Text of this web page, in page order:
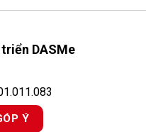
DASMe
Ý